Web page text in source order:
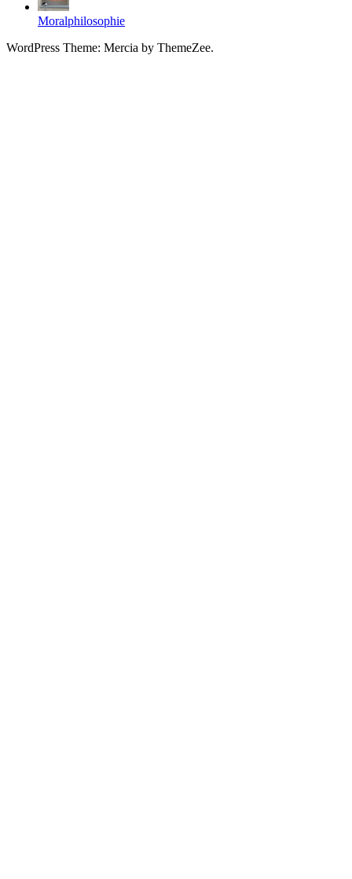
Moralphilosophie
WordPress Theme: Mercia by ThemeZee.